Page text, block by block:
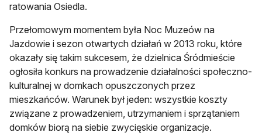
ratowania Osiedla.
Przełomowym momentem była Noc Muzeów na
Jazdowie i sezon otwartych działań w 2013 roku, które
okazały się takim sukcesem, że dzielnica Śródmieście
ogłosiła konkurs na prowadzenie działalności społeczno-
kulturalnej w domkach opuszczonych przez
mieszkańców. Warunek był jeden: wszystkie koszty
związane z prowadzeniem, utrzymaniem i sprzątaniem
domków biorą na siebie zwycięskie organizacje.